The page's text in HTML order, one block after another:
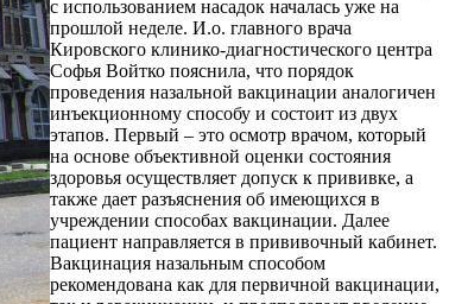
с использованием насадок началась уже на
прошлой неделе. И.о. главного врача
Кировского клинико-диагностического центра
Софья Войтко пояснила, что порядок
проведения назальной вакцинации аналогичен
инъекционному способу и состоит из двух
этапов. Первый – это осмотр врачом, который
на основе объективной оценки состояния
здоровья осуществляет допуск к прививке, а
также дает разъяснения об имеющихся в
учреждении способах вакцинации. Далее
пациент направляется в прививочный кабинет.
Вакцинация назальным способом
рекомендована как для первичной вакцинации,